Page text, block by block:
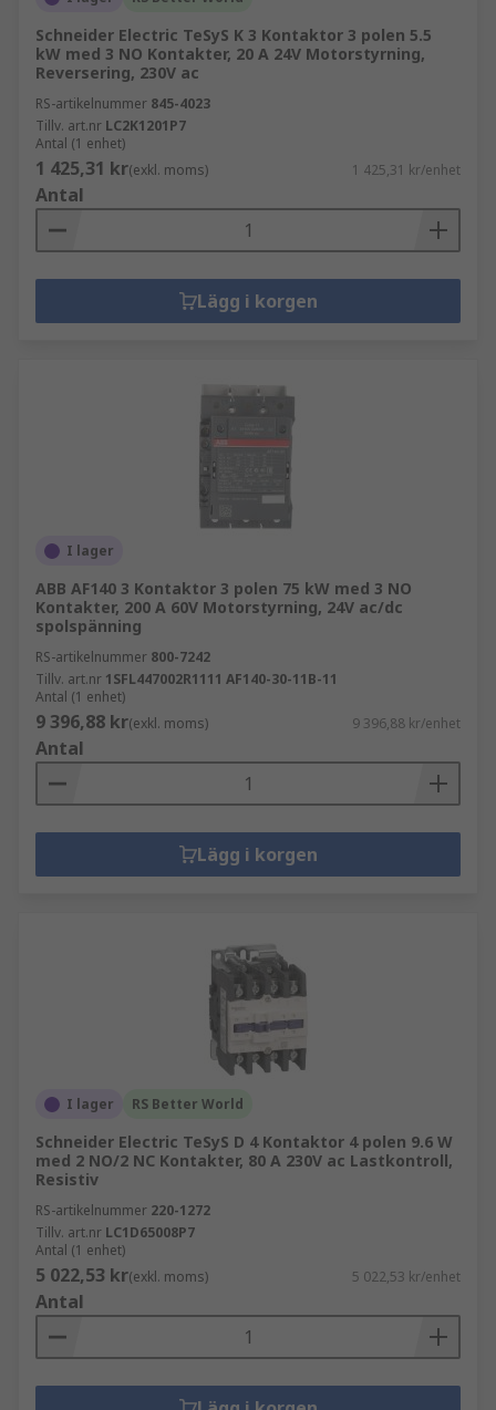
Schneider Electric TeSyS K 3 Kontaktor 3 polen 5.5
kW med 3 NO Kontakter, 20 A 24V Motorstyrning,
Reversering, 230V ac
RS-artikelnummer 845-4023
Tillv. art.nr LC2K1201P7
Antal (1 enhet)
1 425,31 kr(exkl. moms) 1 425,31 kr/enhet
Antal
Lägg i korgen
I lager
ABB AF140 3 Kontaktor 3 polen 75 kW med 3 NO
Kontakter, 200 A 60V Motorstyrning, 24V ac/dc
spolspänning
RS-artikelnummer 800-7242
Tillv. art.nr 1SFL447002R1111 AF140-30-11B-11
Antal (1 enhet)
9 396,88 kr(exkl. moms) 9 396,88 kr/enhet
Antal
Lägg i korgen
I lager RS Better World
Schneider Electric TeSyS D 4 Kontaktor 4 polen 9.6 W
med 2 NO/2 NC Kontakter, 80 A 230V ac Lastkontroll,
Resistiv
RS-artikelnummer 220-1272
Tillv. art.nr LC1D65008P7
Antal (1 enhet)
5 022,53 kr(exkl. moms) 5 022,53 kr/enhet
Antal